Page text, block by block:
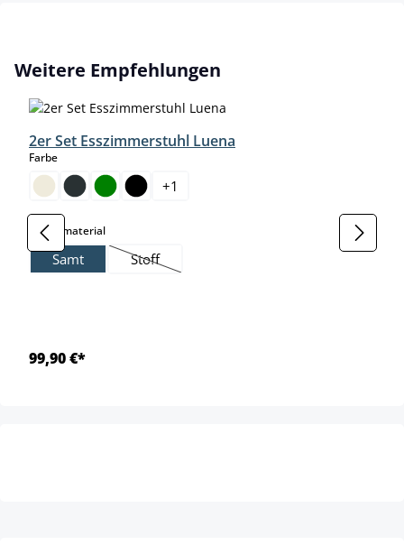
Produktgalerie überspringen
Weitere Empfehlungen
2er Set Esszimmerstuhl Luena
Farbeauswählen
+1
Grundmaterialauswählen
Samt Stoff
(Diese Option ist zurzeit nicht verfügbar.)
99,90 €*